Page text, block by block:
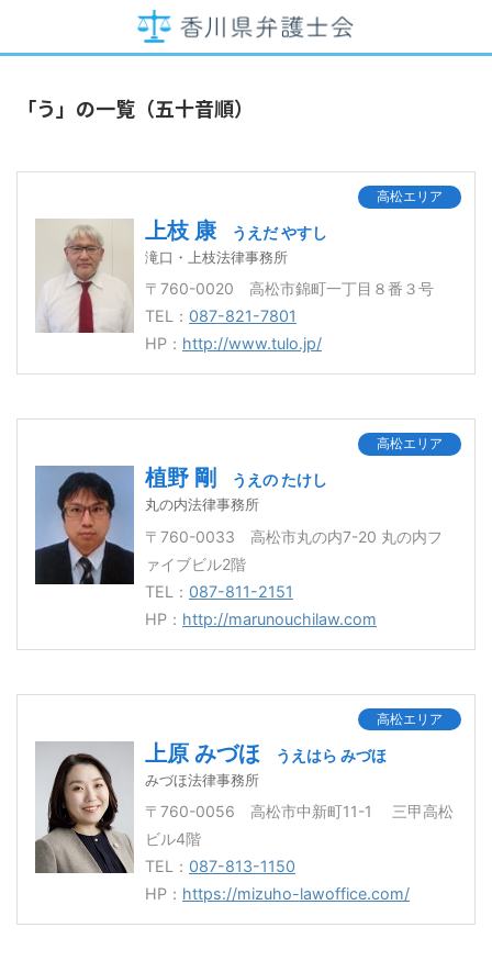
「う」の一覧（五十音順）
高松エリア
上枝 康 うえだ やすし
滝口・上枝法律事務所
〒760-0020 高松市錦町一丁目８番３号
TEL： 087-821-7801
HP： http://www.tulo.jp/
高松エリア
植野 剛 うえの たけし
丸の内法律事務所
〒760-0033 高松市丸の内7-20 丸の内フ
ァイブビル2階
TEL： 087-811-2151
HP： http://marunouchilaw.com
高松エリア
上原 みづほ うえはら みづほ
みづほ法律事務所
〒760-0056 高松市中新町11-1 三甲高松
ビル4階
TEL： 087-813-1150
HP： https://mizuho-lawoffice.com/